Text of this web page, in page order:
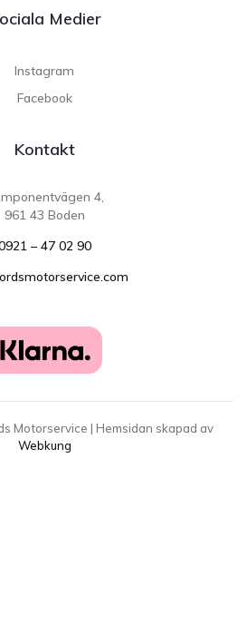
Medier
Instagram
Facebook
Kontakt
4,
961 43 Boden
– 47 02 90
Motorservice | Hemsidan skapad av
Webkung